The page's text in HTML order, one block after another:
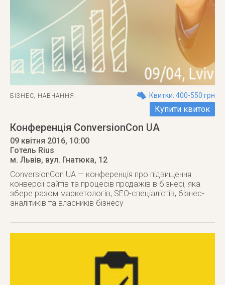
БІЗНЕС, НАВЧАННЯ Квитки: 400-550 грн
Купити квиток
Конференція ConversionCon UA
09 квітня 2016, 10:00
Готель Rius
м. Львів, вул. Гнатюка, 12
ConversionCon UA — конференція про підвищення
конверсії сайтів та процесів продажів в бізнесі, яка
збере разом маркетологів, SEO-спеціалістів, бізнес-
аналітиків та власників бізнесу